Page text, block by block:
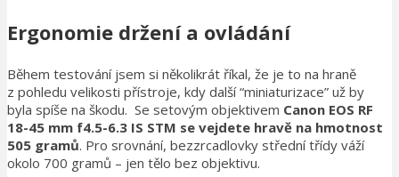
Ergonomie držení a ovládání
Během testování jsem si několikrát říkal, že je to na hraně
z pohledu velikosti přístroje, kdy další “miniaturizace” už by
byla spíše na škodu. Se setovým objektivem Canon EOS RF
18-45 mm f4.5-6.3 IS STM se vejdete hravě na hmotnost
505 gramů. Pro srovnání, bezzrcadlovky střední třídy váží
okolo 700 gramů – jen tělo bez objektivu.